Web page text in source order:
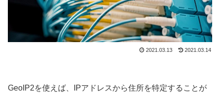
2021.03.14
2021.03.13
GeoIP2を使えば、IPアドレスから住所を特定することが